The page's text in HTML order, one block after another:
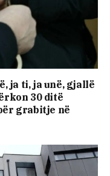
ja ti, ja unë, gjallë
30 ditë
grabitje në